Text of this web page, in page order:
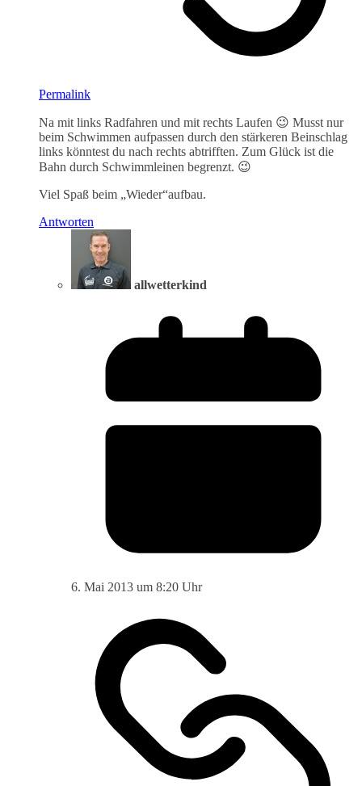
Permalink
Na mit links Radfahren und mit rechts Laufen 😉 Musst nur
beim Schwimmen aufpassen durch den stärkeren Beinschlag
links könntest du nach rechts abtrifften. Zum Glück ist die
Bahn durch Schwimmleinen begrenzt. 😉
Viel Spaß beim „Wieder“aufbau.
Antworten
allwetterkind
6. Mai 2013 um 8:20 Uhr